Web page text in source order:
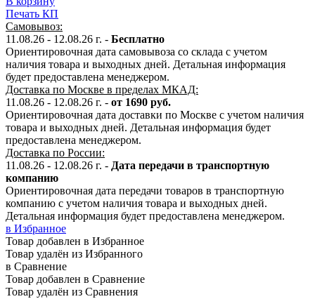
Печать КП
Самовывоз:
11.08.26 - 12.08.26 г. - Бесплатно
Ориентировочная дата самовывоза со склада с учетом
наличия товара и выходных дней. Детальная информация
будет предоставлена менеджером.
Доставка по Москве в пределах МКАД:
11.08.26 - 12.08.26 г. - от 1690 руб.
Ориентировочная дата доставки по Москве с учетом наличия
товара и выходных дней. Детальная информация будет
предоставлена менеджером.
Доставка по России:
11.08.26 - 12.08.26 г. - Дата передачи в транспортную
компанию
Ориентировочная дата передачи товаров в транспортную
компанию с учетом наличия товара и выходных дней.
Детальная информация будет предоставлена менеджером.
в Избранное
Товар добавлен в Избранное
Товар удалён из Избранного
в Сравнение
Товар добавлен в Сравнение
Товар удалён из Сравнения